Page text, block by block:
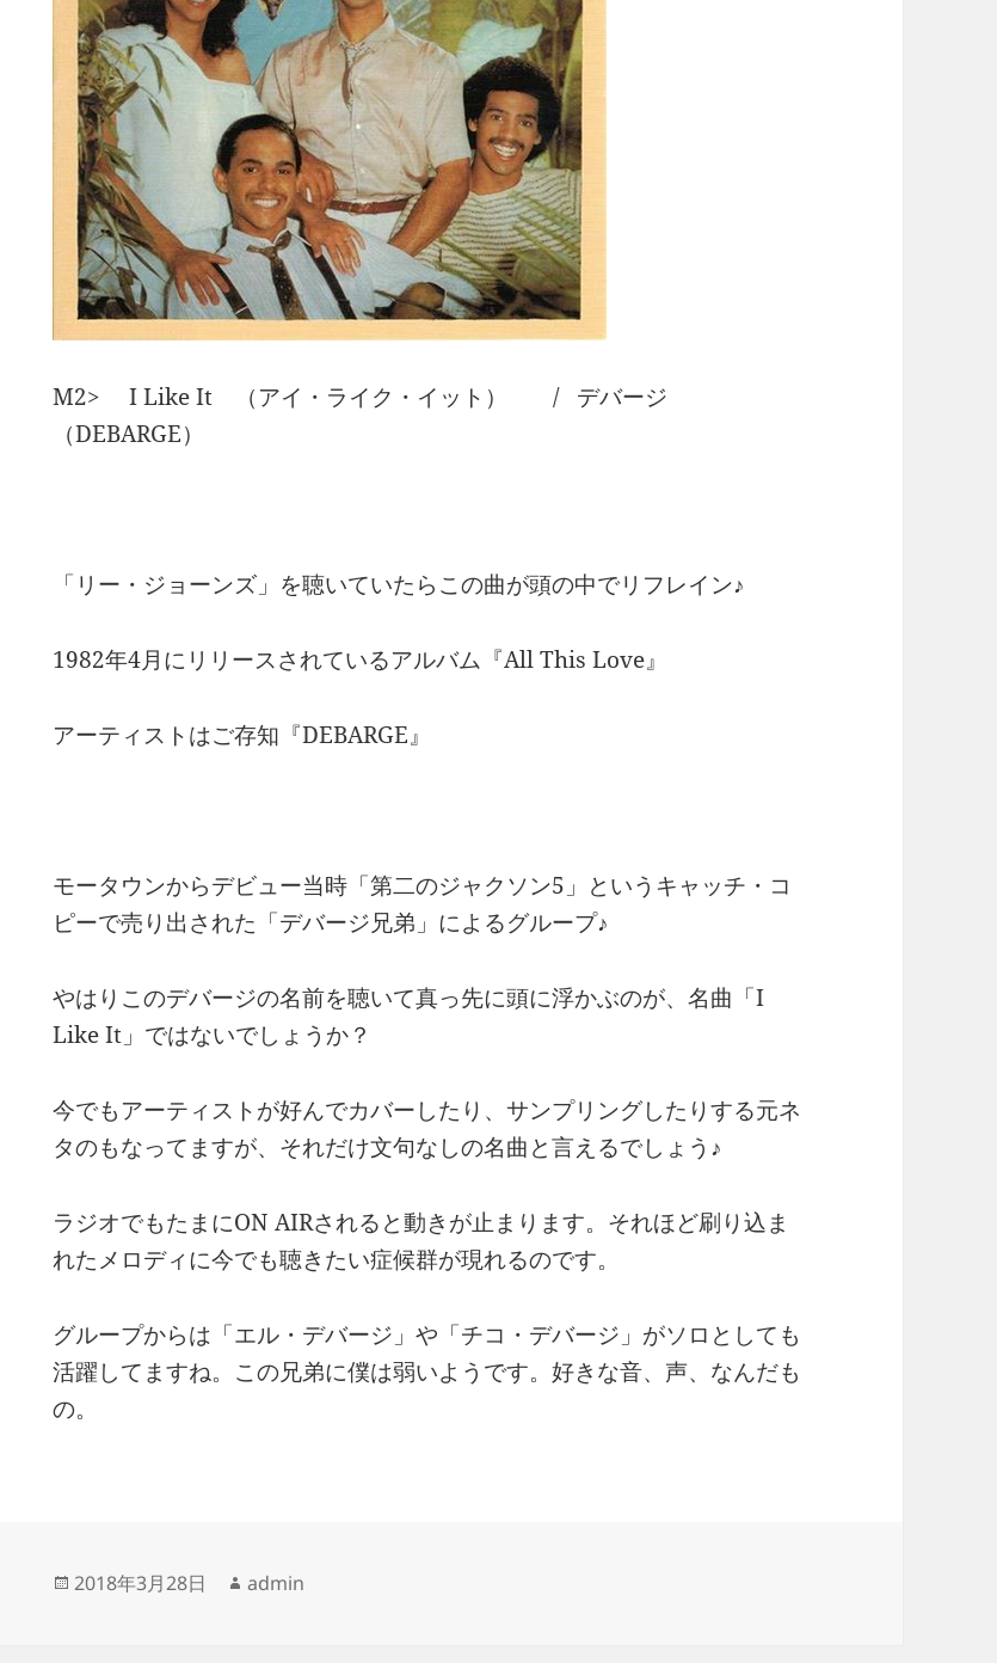
M2> I Like It （アイ・ライク・イット） / デバージ
（DEBARGE）
「リー・ジョーンズ」を聴いていたらこの曲が頭の中でリフレイン♪
1982年4月にリリースされているアルバム『All This Love』
アーティストはご存知『DEBARGE』
モータウンからデビュー当時「第二のジャクソン5」というキャッチ・コ
ピーで売り出された「デバージ兄弟」によるグループ♪
やはりこのデバージの名前を聴いて真っ先に頭に浮かぶのが、名曲「I
Like It」ではないでしょうか？
今でもアーティストが好んでカバーしたり、サンプリングしたりする元ネ
タのもなってますが、それだけ文句なしの名曲と言えるでしょう♪
ラジオでもたまにON AIRされると動きが止まります。それほど刷り込ま
れたメロディに今でも聴きたい症候群が現れるのです。
グループからは「エル・デバージ」や「チコ・デバージ」がソロとしても
活躍してますね。この兄弟に僕は弱いようです。好きな音、声、なんだも
の。
投
2018年3月28日
作
admin